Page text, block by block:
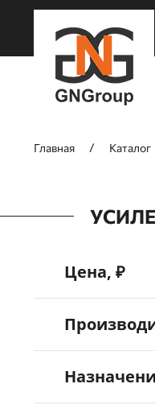
Главная Каталог
Цена, ₽